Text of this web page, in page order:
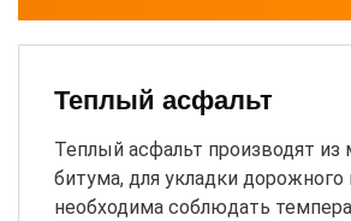
Теплый асфальт
Теплый асфальт производят из
битума, для укладки
необходима соблюдать